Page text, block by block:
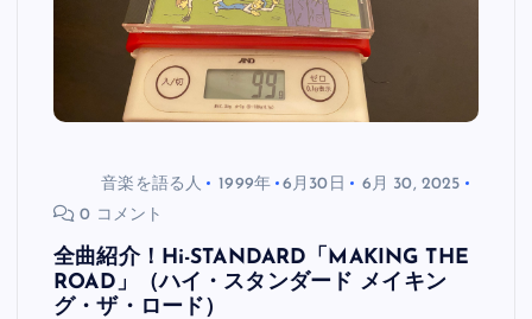
音楽を語る人 1999年 6月30日
6月 30, 2025
0 コメント
全曲紹介！Hi-STANDARD「MAKING THE
ROAD」（ハイ・スタンダード メイキン
グ・ザ・ロード）